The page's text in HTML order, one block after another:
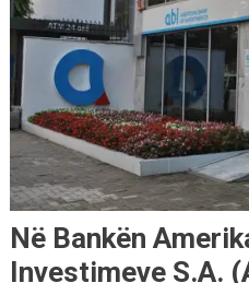
Në Bankën
Investimeve S.A.